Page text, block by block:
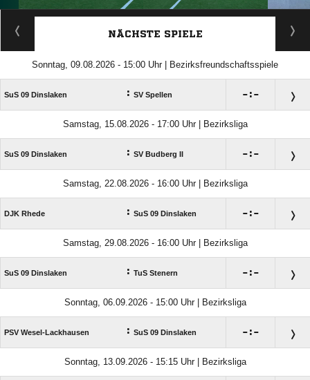
ANZEIGE
NÄCHSTE SPIELE
Sonntag, 09.08.2026 - 15:00 Uhr | Bezirksfreundschaftsspiele
SuS 09 Dinslaken : SV Spellen :
Samstag, 15.08.2026 - 17:00 Uhr | Bezirksliga
SuS 09 Dinslaken : SV Budberg II :
Samstag, 22.08.2026 - 16:00 Uhr | Bezirksliga
DJK Rhede : SuS 09 Dinslaken :
Samstag, 29.08.2026 - 16:00 Uhr | Bezirksliga
SuS 09 Dinslaken : TuS Stenern :
Sonntag, 06.09.2026 - 15:00 Uhr | Bezirksliga
PSV Wesel-Lackhausen : SuS 09 Dinslaken :
Sonntag, 13.09.2026 - 15:15 Uhr | Bezirksliga